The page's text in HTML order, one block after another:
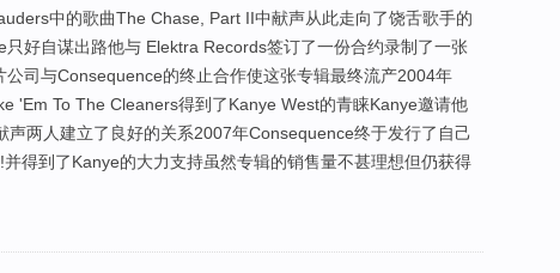
中的歌曲The Chase, Part II中献声从此走向了饶舌歌手的
好自谋出路他与 Elektra Records签订了一份合约录制了一张
司与Consequence的终止合作使这张专辑最终流产2004年
'Em To The Cleaners得到了Kanye West的青睐Kanye邀请他
两人建立了良好的关系2007年Consequence终于发行了自己
得到了Kanye的大力支持虽然专辑的销售量不甚理想但仍获得